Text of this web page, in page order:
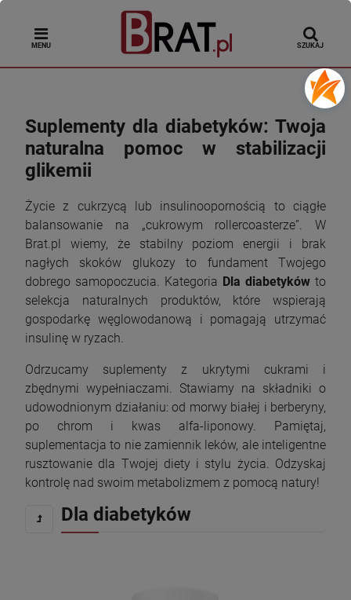
MENU SZUKAJ
Suplementy dla diabetyków: Twoja
naturalna pomoc w stabilizacji
glikemii
Życie z cukrzycą lub insulinoopornością to ciągłe
balansowanie na „cukrowym rollercoasterze”. W
Brat.pl wiemy, że stabilny poziom energii i brak
nagłych skoków glukozy to fundament Twojego
dobrego samopoczucia. Kategoria Dla diabetyków to
selekcja naturalnych produktów, które wspierają
gospodarkę węglowodanową i pomagają utrzymać
insulinę w ryzach.
Odrzucamy suplementy z ukrytymi cukrami i
zbędnymi wypełniaczami. Stawiamy na składniki o
udowodnionym działaniu: od morwy białej i berberyny,
po chrom i kwas alfa-liponowy. Pamiętaj,
suplementacja to nie zamiennik leków, ale inteligentne
rusztowanie dla Twojej diety i stylu życia. Odzyskaj
kontrolę nad swoim metabolizmem z pomocą natury!
Dla diabetyków